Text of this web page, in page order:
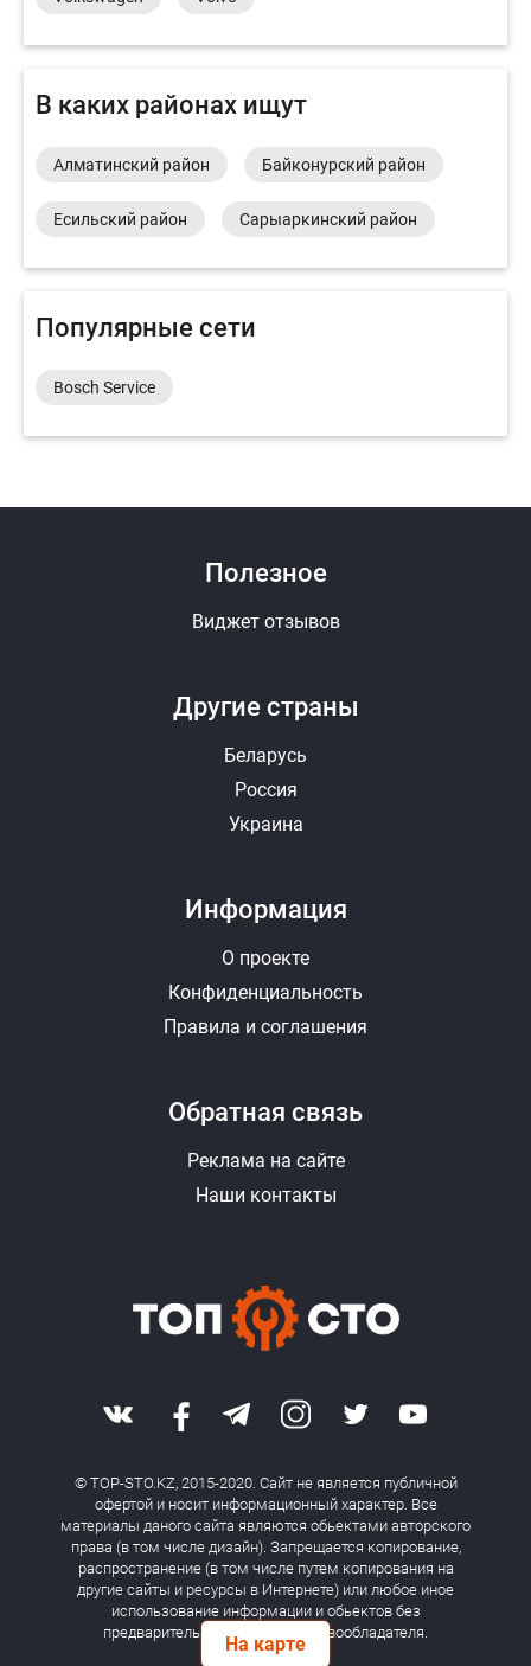
В каких районах ищут
Алматинский район Байконурский район
Есильский район Сарыаркинский район
Популярные сети
Bosch Service
На карте
Другие страны
Беларусь
Россия
Украина
Полезное
Виджет отзывов
Информация
О проекте
Конфиденциальность
Правила и соглашения
Обратная связь
Реклама на сайте
Наши контакты
© TOP-STO.KZ, 2015-2020. Сайт не является публичной
офертой и носит информационный характер. Все
материалы даного сайта являются обьектами авторского
права (в том числе дизайн). Запрещается копирование,
распространение (в том числе путем копирования на
другие сайты и ресурсы в Интернете) или любое иное
использование информации и обьектов без
предварительного согласия правообладателя.